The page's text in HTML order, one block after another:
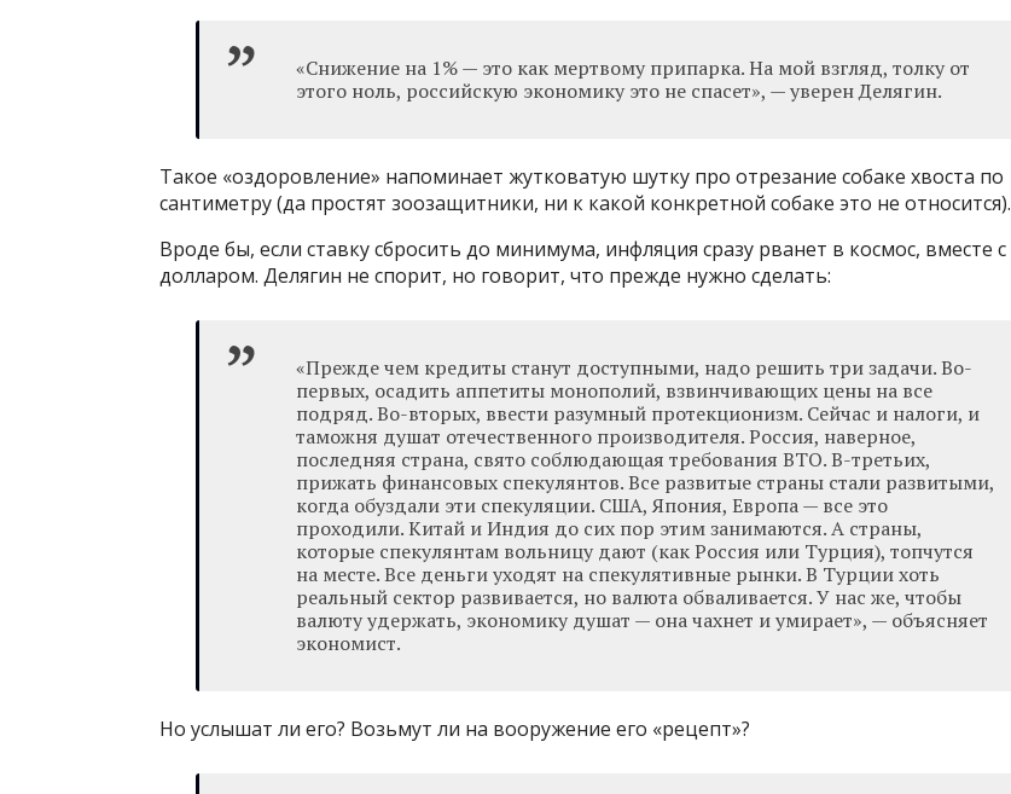
«Снижение на 1% — это как мертвому припарка. На мой взгляд, толку от
этого ноль, российскую экономику это не спасет», — уверен Делягин.
Такое «оздоровление» напоминает жутковатую шутку про отрезание собаке хвоста по
сантиметру (да простят зоозащитники, ни к какой конкретной собаке это не относится).
Вроде бы, если ставку сбросить до минимума, инфляция сразу рванет в космос, вместе с
долларом. Делягин не спорит, но говорит, что прежде нужно сделать:
«Прежде чем кредиты станут доступными, надо решить три задачи. Во-
первых, осадить аппетиты монополий, взвинчивающих цены на все
подряд. Во-вторых, ввести разумный протекционизм. Сейчас и налоги, и
таможня душат отечественного производителя. Россия, наверное,
последняя страна, свято соблюдающая требования ВТО. В-третьих,
прижать финансовых спекулянтов. Все развитые страны стали развитыми,
когда обуздали эти спекуляции. США, Япония, Европа — все это
проходили. Китай и Индия до сих пор этим занимаются. А страны,
которые спекулянтам вольницу дают (как Россия или Турция), топчутся
на месте. Все деньги уходят на спекулятивные рынки. В Турции хоть
реальный сектор развивается, но валюта обваливается. У нас же, чтобы
валюту удержать, экономику душат — она чахнет и умирает», — объясняет
экономист.
Но услышат ли его? Возьмут ли на вооружение его «рецепт»?